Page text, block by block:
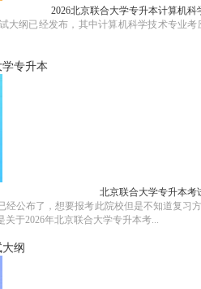
2026北京联合大学专升本计算机
大纲已经发布，其中计算机科学技术专业
专升本
北京联合大学专升本考
经公布了，想要报考此院校但是不知道复
于2026年北京联合大学专升本考...
纲